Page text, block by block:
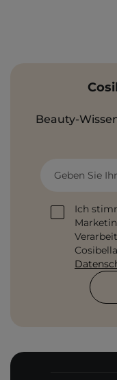
Beauty-
Geben Sie
Ich